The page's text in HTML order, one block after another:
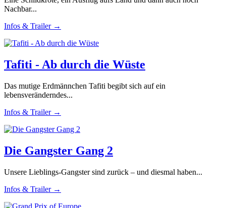
Nachbar...
Infos & Trailer →
Tafiti - Ab durch die Wüste
Das mutige Erdmännchen Tafiti begibt sich auf ein
lebensveränderndes...
Infos & Trailer →
Die Gangster Gang 2
Unsere Lieblings-Gangster sind zurück – und diesmal haben...
Infos & Trailer →